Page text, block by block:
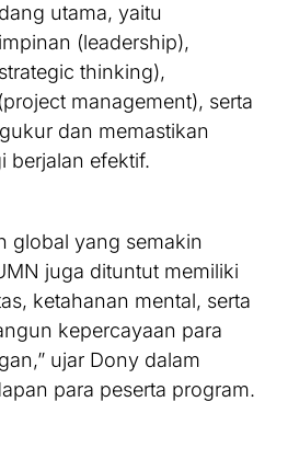
utama, yaitu
(leadership),
thinking),
management), serta
dan memastikan
berjalan efektif.
global yang semakin
juga dituntut memiliki
ketahanan mental, serta
kepercayaan para
ujar Dony dalam
para peserta program.